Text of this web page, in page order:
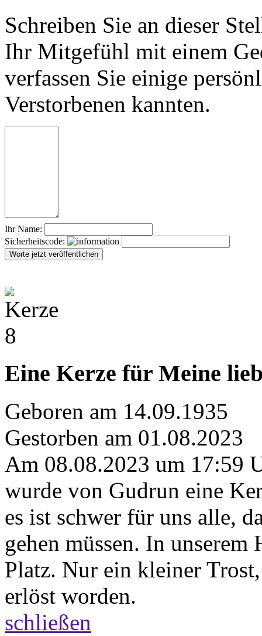
Schreiben Sie an dieser
Ihr Mitgefühl mit einem
verfassen Sie einige
Verstorbenen kannten.
Ihr Name:
Sicherheitscode:
Eine Kerze für Meine
Geboren am 14.09.1935
Gestorben am 01.08.2023
Am 08.08.2023 um 17:59
wurde von Gudrun eine
es ist schwer für uns alle,
gehen müssen. In
Platz. Nur ein kleiner
erlöst worden.
schließen